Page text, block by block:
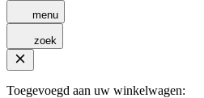
menu
zoek
Toegevoegd aan uw winkelwagen: